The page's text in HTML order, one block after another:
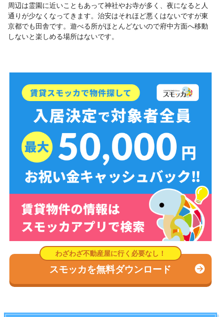
周辺は霊園に近いこともあって神社やお寺が多く、夜になると人
通りが少なくなってきます。治安はそれほど悪くはないですが東
京都でも田舎です。遊べる所がほとんどないので府中方面へ移動
しないと楽しめる場所はないです。
スモッカを無料ダウンロード